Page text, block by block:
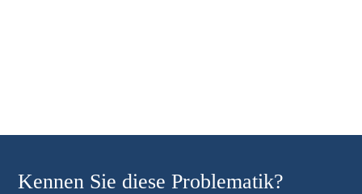
Kennen Sie diese Problematik?